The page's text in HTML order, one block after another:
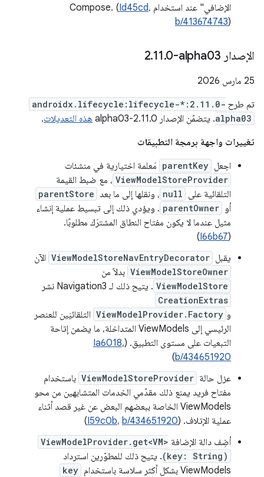
الإضافي" عند استخدام Compose. ( Id45cd،
b/413674743)
الإصدار ‎2 .11.0-alpha03
‫25 مارس 2026
تم طرح androidx.lifecycle:lifecycle-*:2.11.0-
alpha03. يتضمّن الإصدار 2.11.0-alpha03 هذه التعديلات.
تغييرات واجهة برمجة التطبيقات
اجعل parentKey مَعلمة اختيارية في منشئات
ViewModelStoreProvider ، مع ضبط القيمة
التلقائية على null ، ونقلها إلى ما بعد parentStore
أو parentOwner . ويؤدي ذلك إلى تبسيط عملية إنشاء
مثيل عندما لا يكون مفتاح النطاق المشترَك مطلوبًا.
(
I66b67
)
يقبل ViewModelStoreNavEntryDecorator الآن
ViewModelStoreOwner بدلاً من
ViewModelStore . يتيح ذلك لـ Navigation3 نشر
CreationExtras
و ViewModelProvider.Factory التلقائيَين للعنصر
الرئيسي إلى ViewModels المتداخلة، ما يضمن إتاحة
التبعيات على مستوى التطبيق. ( Ia6018،
b/434651920
)
عزل حالة ViewModelStoreProvider باستخدام
مفتاح فريد يمنع ذلك مقدّمي الخدمات المتشابهين من محو
ViewModels الخاصة ببعضهم البعض عن غير قصد أثناء
عملية الإتلاف. (
I59c0b، b/434651920
)
أضِف دالة الإضافة ViewModelProvider.get<VM>
(key: String). يتيح ذلك للمطوّرين استرداد
ViewModels بشكل أكثر سلاسة باستخدام
key